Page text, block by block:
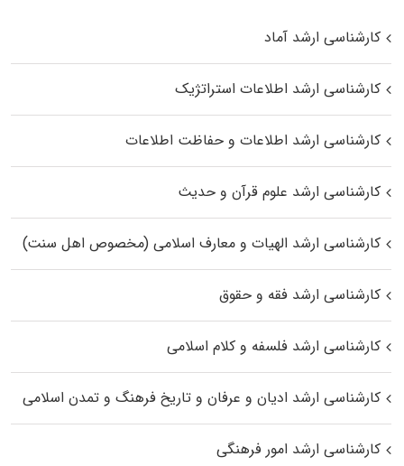
کارشناسی ارشد آماد
کارشناسی ارشد اطلاعات استراتژیک
کارشناسی ارشد اطلاعات و حفاظت اطلاعات
کارشناسی ارشد علوم قرآن و حدیث
کارشناسی ارشد الهیات و معارف اسلامی (مخصوص اهل سنت)
کارشناسی ارشد فقه و حقوق
کارشناسی ارشد فلسفه و کلام اسلامی
کارشناسی ارشد ادیان و عرفان و تاریخ فرهنگ و تمدن اسلامی
کارشناسی ارشد امور فرهنگی